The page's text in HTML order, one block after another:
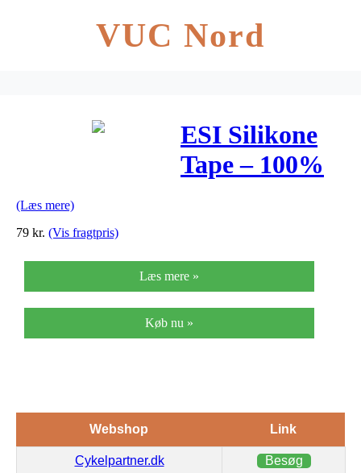
VUC Nord
ESI Silikone
Tape – 100%
(Læs mere)
79 kr. (Vis fragtpris)
Læs mere »
Køb nu »
Webshop Link
Cykelpartner.dk Besøg